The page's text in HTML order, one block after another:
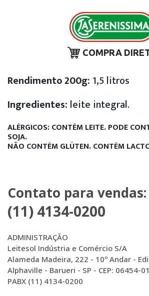
COMPRA
Rendimento 200g: 1,5 litros
Ingredientes: leite integral.
ALÉRGICOS: CONTÉM LEITE. PODE
SOJA.
NÃO CONTÉM GLÚTEN.CONTÉM
Contato para vendas:
(11) 4134-0200
ADMINISTRAÇÃO
Leitesol Indústria e Comércio S/A
Alameda Madeira, 222 - 10º Andar -
Alphaville - Barueri - SP - CEP: 06454-
PABX (11) 4134-0200